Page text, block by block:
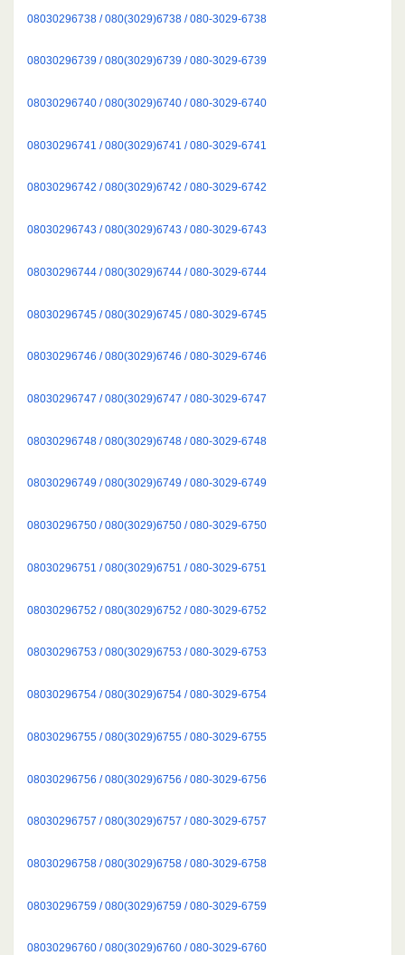
08030296738 / 080(3029)6738 / 080-3029-6738
08030296739 / 080(3029)6739 / 080-3029-6739
08030296740 / 080(3029)6740 / 080-3029-6740
08030296741 / 080(3029)6741 / 080-3029-6741
08030296742 / 080(3029)6742 / 080-3029-6742
08030296743 / 080(3029)6743 / 080-3029-6743
08030296744 / 080(3029)6744 / 080-3029-6744
08030296745 / 080(3029)6745 / 080-3029-6745
08030296746 / 080(3029)6746 / 080-3029-6746
08030296747 / 080(3029)6747 / 080-3029-6747
08030296748 / 080(3029)6748 / 080-3029-6748
08030296749 / 080(3029)6749 / 080-3029-6749
08030296750 / 080(3029)6750 / 080-3029-6750
08030296751 / 080(3029)6751 / 080-3029-6751
08030296752 / 080(3029)6752 / 080-3029-6752
08030296753 / 080(3029)6753 / 080-3029-6753
08030296754 / 080(3029)6754 / 080-3029-6754
08030296755 / 080(3029)6755 / 080-3029-6755
08030296756 / 080(3029)6756 / 080-3029-6756
08030296757 / 080(3029)6757 / 080-3029-6757
08030296758 / 080(3029)6758 / 080-3029-6758
08030296759 / 080(3029)6759 / 080-3029-6759
08030296760 / 080(3029)6760 / 080-3029-6760